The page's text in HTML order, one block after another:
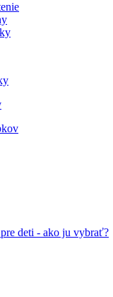
deti - ako ju vybrať?